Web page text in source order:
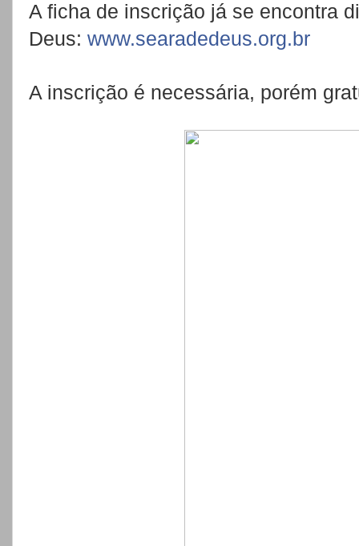
A ficha de inscrição já se encontra
Deus: www.searadedeus.org.br
A inscrição é necessária, porém